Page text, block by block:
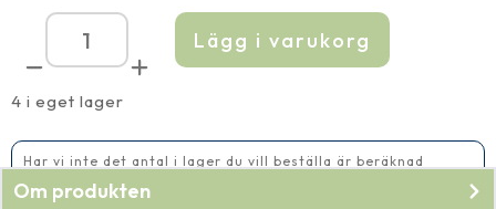
4 i eget lager
BioLoft
Cube,
L
mängd
Lägg i varukorg
Har vi inte det antal i lager du vill beställa är beräknad
Om produkten